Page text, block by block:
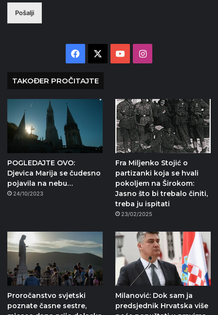
Pošalji
Facebook YouTubeInstagram
TAKOĐER PROČITAJTE
POGLEDAJTE OVO:
Djevica Marija se čudesno
pojavila na nebu…
24/10/2023
Fra Miljenko Stojić o
partizanki koja se hvali
pokoljem na Širokom:
Jasno što bi trebalo činiti,
treba ju ispitati
23/02/2025
Proročanstvo svjetski
poznate časne sestre,
Milanović: Dok sam ja
predsjednik Hrvatska više